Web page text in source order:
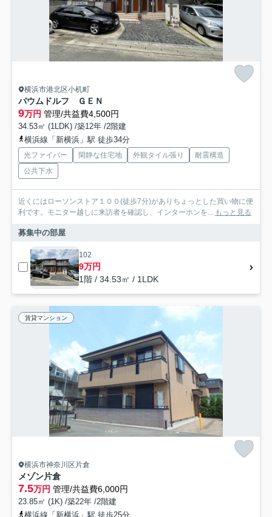
横浜市港北区小机町
バウムドルフ ＧＥＮ
9万円 管理/共益費4,500円
34.53㎡ (1LDK) /築12年 /2階建
横浜線「新横浜」駅 徒歩34分
光ファイバー 閑静な住宅地 外観タイル張り
耐震構造
公共下水
近くにはローソンストア１００(徒歩7分)がありちょっとした買い物に便
利です。モニター越しに来訪者を確認し、インターホンを... もっと見る
募集中の部屋
102
9万円
1階 / 34.53㎡ / 1LDK
賃貸マンション
横浜市神奈川区片倉
メゾン片倉
7.5万円 管理/共益費6,000円
23.85㎡ (1K) /築22年 /2階建
横浜線「新横浜」駅 徒歩25分